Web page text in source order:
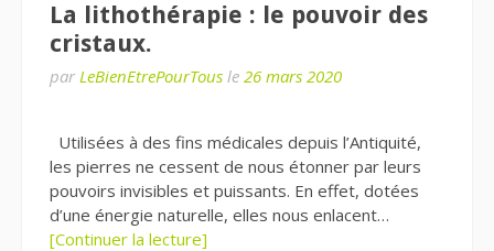
La lithothérapie : le pouvoir des
cristaux.
par LeBienEtrePourTous le 26 mars 2020
Utilisées à des fins médicales depuis l’Antiquité,
les pierres ne cessent de nous étonner par leurs
pouvoirs invisibles et puissants. En effet, dotées
d’une énergie naturelle, elles nous enlacent…
[Continuer la lecture]